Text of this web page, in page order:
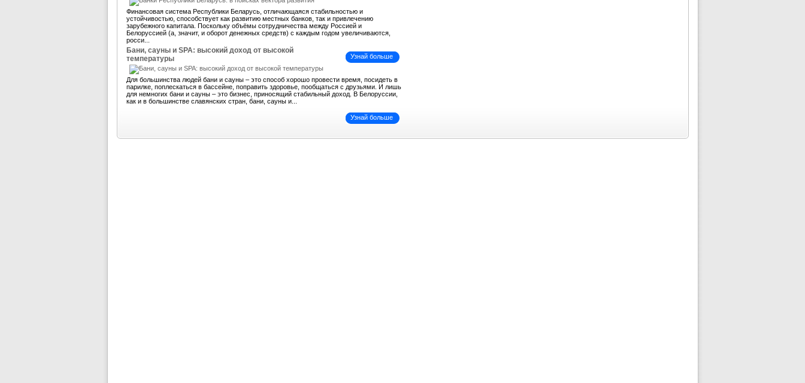
Финансовая система Республики Беларусь, отличающаяся стабильностью и
устойчивостью, способствует как развитию местных банков, так и привлечению
зарубежного капитала. Поскольку объёмы сотрудничества между Россией и
Белоруссией (а, значит, и оборот денежных средств) с каждым годом увеличиваются,
росси...
Узнай больше
Бани, сауны и SPA: высокий доход от высокой
температуры
Для большинства людей бани и сауны – это способ хорошо провести время, посидеть в
парилке, поплескаться в бассейне, поправить здоровье, пообщаться с друзьями. И лишь
для немногих бани и сауны – это бизнес, приносящий стабильный доход. В Белоруссии,
как и в большинстве славянских стран, бани, сауны и...
Узнай больше